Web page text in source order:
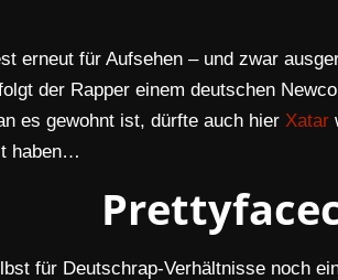
erneut für Aufsehen – und zwar
der Rapper einem deutschen
es gewohnt ist, dürfte auch hier Xatar
haben…
für Deutschrap-Verhältnisse noch